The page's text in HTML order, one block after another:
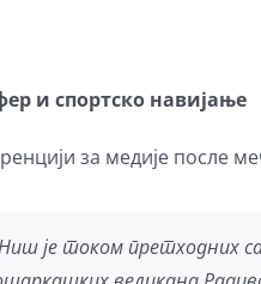
и спортско навијање
за медије после
је током претходних